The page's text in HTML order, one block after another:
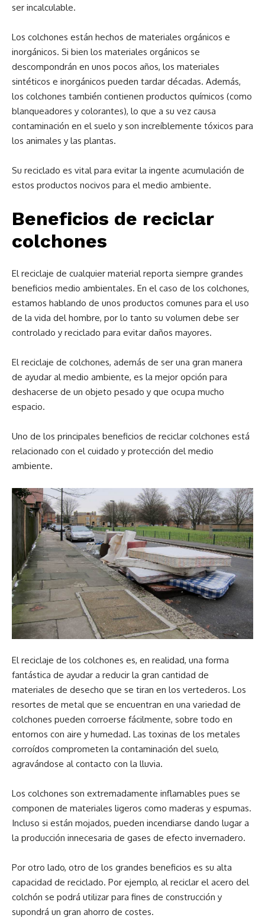
ser incalculable.
Los colchones están hechos de materiales orgánicos e
inorgánicos. Si bien los materiales orgánicos se
descompondrán en unos pocos años, los materiales
sintéticos e inorgánicos pueden tardar décadas. Además,
los colchones también contienen productos químicos (como
blanqueadores y colorantes), lo que a su vez causa
contaminación en el suelo y son increíblemente tóxicos para
los animales y las plantas.
Su reciclado es vital para evitar la ingente acumulación de
estos productos nocivos para el medio ambiente.
Beneficios de reciclar
colchones
El reciclaje de cualquier material reporta siempre grandes
beneficios medio ambientales. En el caso de los colchones,
estamos hablando de unos productos comunes para el uso
de la vida del hombre, por lo tanto su volumen debe ser
controlado y reciclado para evitar daños mayores.
El reciclaje de colchones, además de ser una gran manera
de ayudar al medio ambiente, es la mejor opción para
deshacerse de un objeto pesado y que ocupa mucho
espacio.
Uno de los principales beneficios de reciclar colchones está
relacionado con el cuidado y protección del medio
ambiente.
El reciclaje de los colchones es, en realidad, una forma
fantástica de ayudar a reducir la gran cantidad de
materiales de desecho que se tiran en los vertederos. Los
resortes de metal que se encuentran en una variedad de
colchones pueden corroerse fácilmente, sobre todo en
entornos con aire y humedad. Las toxinas de los metales
corroídos comprometen la contaminación del suelo,
agravándose al contacto con la lluvia.
Los colchones son extremadamente inflamables pues se
componen de materiales ligeros como maderas y espumas.
Incluso si están mojados, pueden incendiarse dando lugar a
la producción innecesaria de gases de efecto invernadero.
Por otro lado, otro de los grandes beneficios es su alta
capacidad de reciclado. Por ejemplo, al reciclar el acero del
colchón se podrá utilizar para fines de construcción y
supondrá un gran ahorro de costes.